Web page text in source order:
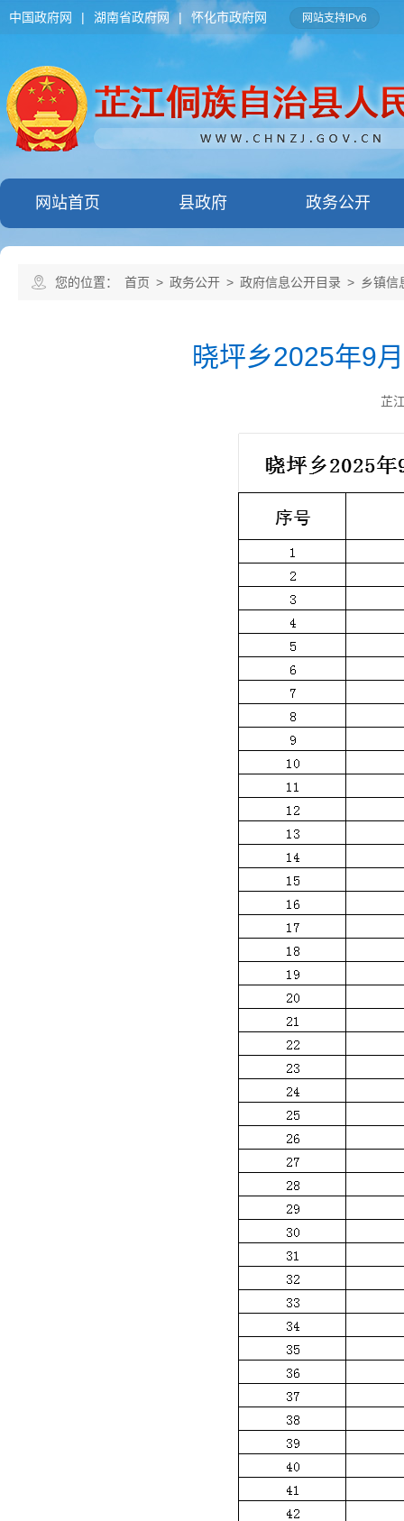
中国政府网 | 湖南省政府网 | 怀化市政府网 网站支持IPv6
网站首页 县政府 政务公开
您的位置： 首页 > 政务公开 > 政府信息公开目录 > 乡镇信
晓坪乡2025年9
芷